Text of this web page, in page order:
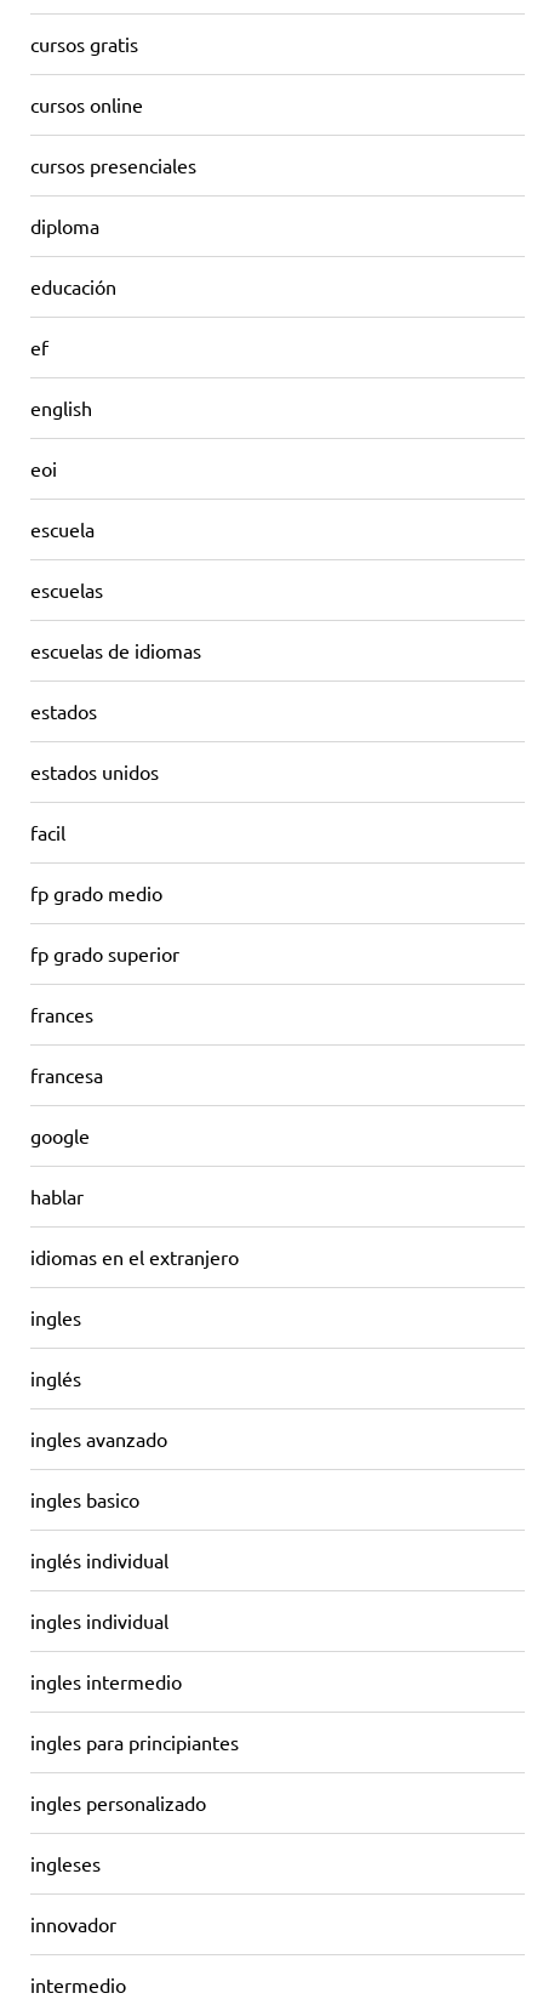
cursos gratis
cursos online
cursos presenciales
diploma
educación
ef
english
eoi
escuela
escuelas
escuelas de idiomas
estados
estados unidos
facil
fp grado medio
fp grado superior
frances
francesa
google
hablar
idiomas en el extranjero
ingles
inglés
ingles avanzado
ingles basico
inglés individual
ingles individual
ingles intermedio
ingles para principiantes
ingles personalizado
ingleses
innovador
intermedio